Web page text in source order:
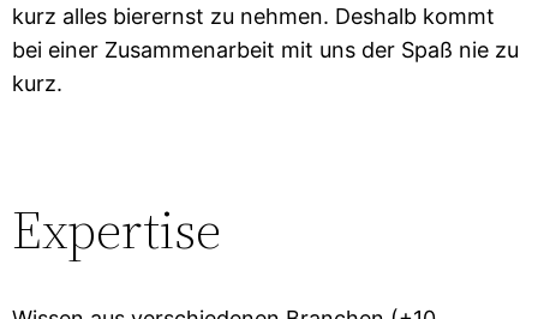
kurz alles bierernst zu nehmen. Deshalb kommt
bei einer Zusammenarbeit mit uns der Spaß nie zu
kurz.
Expertise